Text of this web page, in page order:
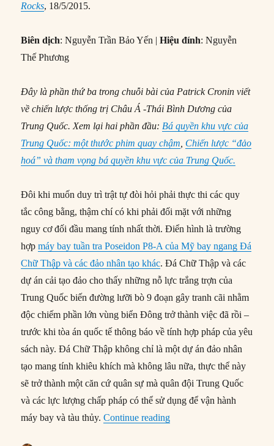
Rocks, 18/5/2015.
Biên dịch: Nguyễn Trần Bảo Yến |Hiệu đính: Nguyễn
Thế Phương
Đây là phần thứ ba trong chuỗi bài của Patrick Cronin viết
về chiến lược thống trị Châu Á -Thái Bình Dương của
Trung Quốc. Xem lại hai phần đầu: Bá quyền khu vực của
Trung Quốc: một thước phim quay chậm Chiến lược “đảo
hoá” và tham vọng bá quyền khu vực của Trung Quốc.
Đôi khi muốn duy trì trật tự đòi hỏi phải thực thi các quy
tắc công bằng, thậm chí có khi phải đối mặt với những
nguy cơ đối đầu mang tính nhất thời. Điển hình là trường
hợpmáy bay tuần tra Poseidon P8-A của Mỹ bay ngang Đá
Chữ Thập và các đảo nhân tạo khác. Đá Chữ Thập và các
dự án cải tạo đảo cho thấy những nỗ lực trắng trợn của
Trung Quốc biến đường lưỡi bò 9 đoạn gây tranh cãi nhằm
độc chiếm phần lớn vùng biển Đông trở thành việc đã rồi –
trước khi tòa án quốc tế thông báo về tính hợp pháp của yêu
sách này. Đá Chữ Thập không chỉ là một dự án đảo nhân
tạo mang tính khiêu khích mà không lâu nữa, thực thể này
sẽ trở thành một căn cứ quân sự mà quân đội Trung Quốc
và các lực lượng chấp pháp có thể sử dụng để vận hành
máy bay và tàu thủy.Continue reading“Các nước Đông Nam Á